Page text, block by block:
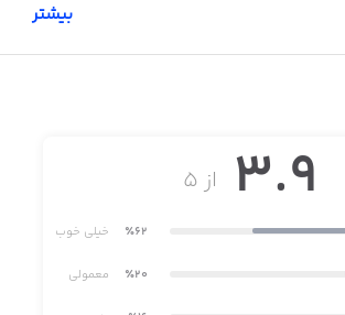
آویزان شوید تا بتوانید بازی را به پایان
است، فقط:
خود ضربه بزنید، تا بپرید.
بزنید تا طناب را رها کند و بتوانید به
بیشتر
از ۵ 3.9
٪62 خیلی خوب
٪20 معمولی